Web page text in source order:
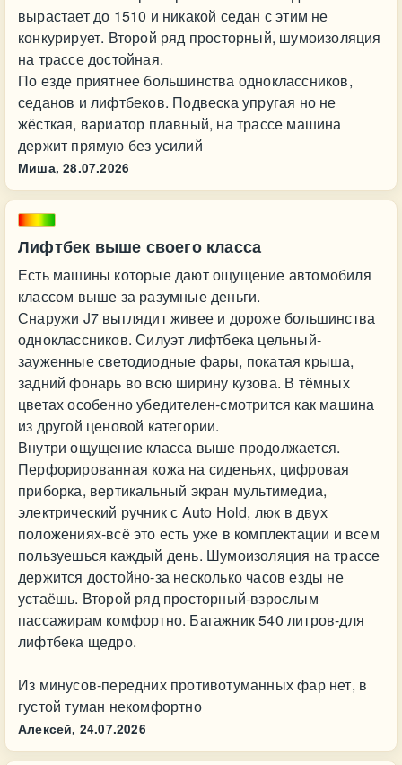
вырастает до 1510 и никакой седан с этим не
конкурирует. Второй ряд просторный, шумоизоляция
на трассе достойная.
По езде приятнее большинства одноклассников,
седанов и лифтбеков. Подвеска упругая но не
жёсткая, вариатор плавный, на трассе машина
держит прямую без усилий
Миша, 28.07.2026
Лифтбек выше своего класса
Есть машины которые дают ощущение автомобиля
классом выше за разумные деньги.
Снаружи J7 выглядит живее и дороже большинства
одноклассников. Силуэт лифтбека цельный-
зауженные светодиодные фары, покатая крыша,
задний фонарь во всю ширину кузова. В тёмных
цветах особенно убедителен-смотрится как машина
из другой ценовой категории.
Внутри ощущение класса выше продолжается.
Перфорированная кожа на сиденьях, цифровая
приборка, вертикальный экран мультимедиа,
электрический ручник с Auto Hold, люк в двух
положениях-всё это есть уже в комплектации и всем
пользуешься каждый день. Шумоизоляция на трассе
держится достойно-за несколько часов езды не
устаёшь. Второй ряд просторный-взрослым
пассажирам комфортно. Багажник 540 литров-для
лифтбека щедро.
Из минусов-передних противотуманных фар нет, в
густой туман некомфортно
Алексей, 24.07.2026